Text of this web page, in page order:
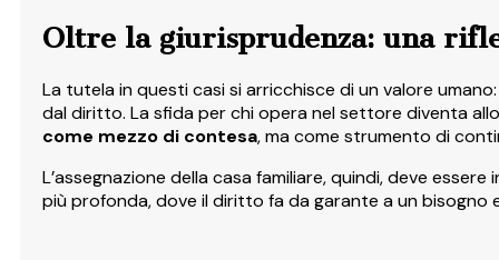
Oltre la giurisprudenza: una
La tutela in questi casi si arricchisce di un valore
dal diritto. La sfida per chi opera nel settore diventa
come mezzo di contesa, ma come strumento di
L’assegnazione della casa familiare, quindi, deve
più profonda, dove il diritto fa da garante a un bisogno